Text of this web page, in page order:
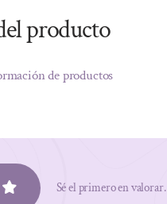
producto
de productos
Sé el primero en valorar.